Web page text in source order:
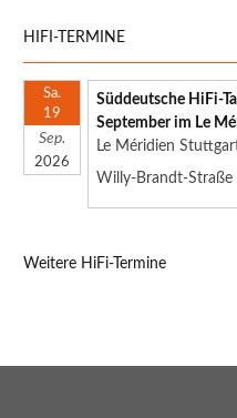
HIFI-TERMINE
Sa.
19
Sep.
2026
Süddeutsche HiFi-
September im Le
Le Méridien
Willy-Brandt-
Weitere HiFi-Termine